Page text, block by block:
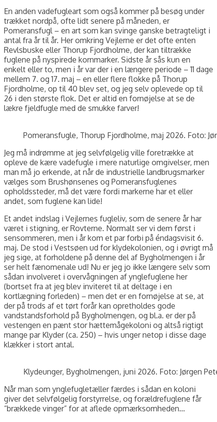
En anden vadefugleart som også kommer på besøg under
trækket nordpå, ofte lidt senere på måneden, er
Pomeransfugl – en art som kan svinge ganske betragteligt i
antal fra år til år. Her omkring Vejlerne er det ofte enten
Revlsbuske eller Thorup Fjordholme, der kan tiltrække
fuglene på nyspirede kornmarker. Sidste år sås kun en
enkelt eller to, men i år var der i en længere periode – 11 dage
mellem 7. og 17. maj – en eller flere flokke på Thorup
Fjordholme, op til 40 blev set, og jeg selv oplevede op til
26 i den største flok. Det er altid en fornøjelse at se de
lækre fjeldfugle med de smukke farver!
Pomeransfugle, Thorup Fjordholme, maj 2026. Foto:
Jeg må indrømme at jeg selvfølgelig ville foretrække at
opleve de kære vadefugle i mere naturlige omgivelser, men
man må jo erkende, at når de industrielle landbrugsmarker
vælges som Brushønsenes og Pomeransfuglenes
opholdssteder, må det være fordi markerne har et eller
andet, som fuglene kan lide!
Et andet indslag i Vejlernes fugleliv, som de senere år har
været i stigning, er Rovterne. Normalt ser vi dem først i
sensommeren, men i år kom et par forbi på éndagsvisit 6.
maj. De stod i Vestsøen ud for klydekolonien, og i øvrigt må
jeg sige, at forholdene på denne del af Bygholmengen i år
ser helt fænomenale ud! Nu er jeg jo ikke længere selv som
sådan involveret i overvågningen af ynglefuglene her
(bortset fra at jeg blev inviteret til at deltage i en
kortlægning forleden) – men det er en fornøjelse at se, at
der på trods af et tørt forår kan opretholdes gode
vandstandsforhold på Bygholmengen, og bl.a. er der på
vestengen en pænt stor hættemågekoloni og altså rigtigt
mange par Klyder (ca. 250) – hvis unger netop i disse dage
klækker i stort antal.
Klydeunger, Bygholmengen, juni 2026. Foto: Jørgen
Når man som ynglefugletæller færdes i sådan en koloni
giver det selvfølgelig forstyrrelse, og forældrefuglene får
“brækkede vinger” for at aflede opmærksomheden…